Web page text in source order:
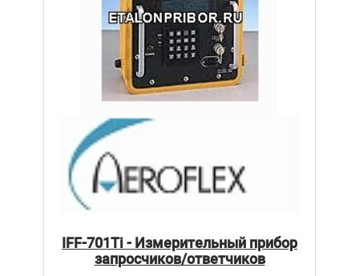
IFF-701Ti - Измерительный прибор
запросчиков/ответчиков